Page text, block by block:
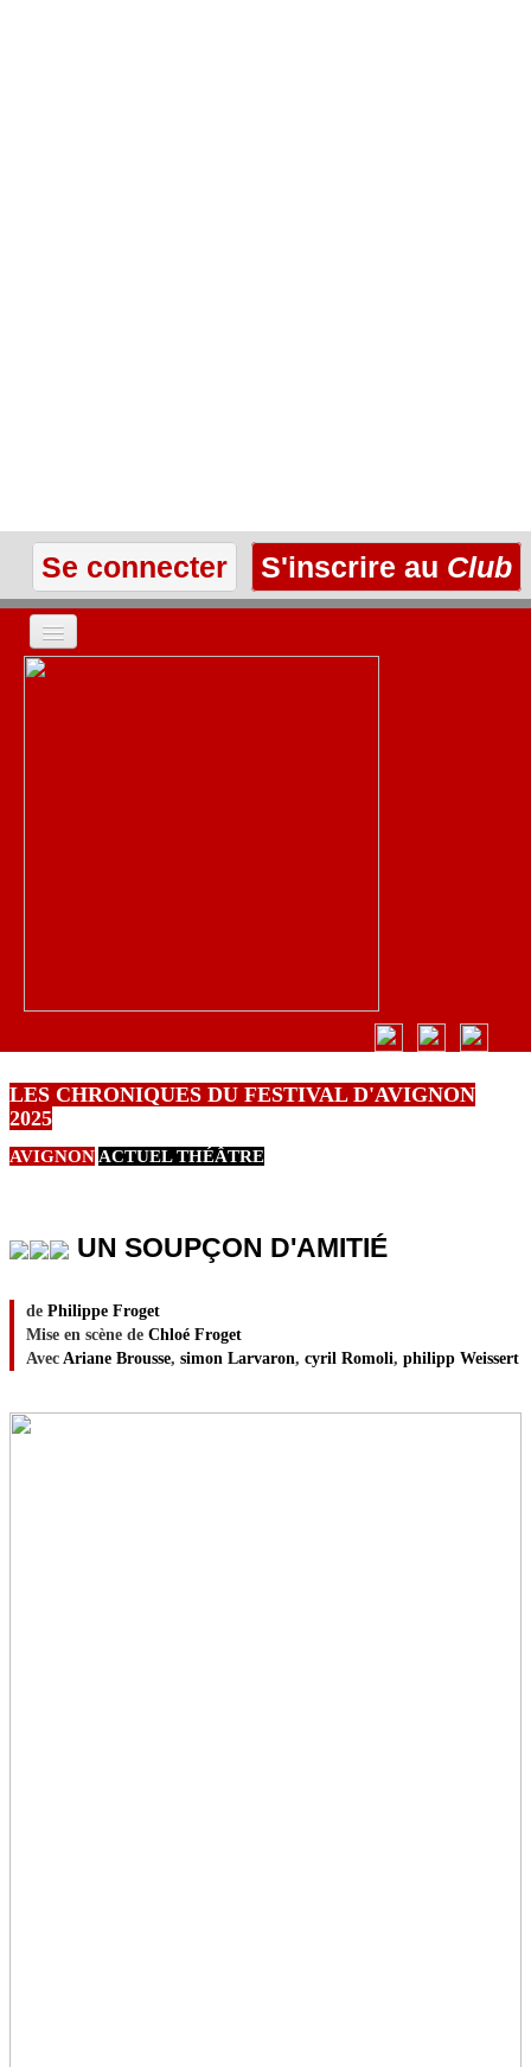
Se connecter S'inscrire au Club
LES CHRONIQUES DU FESTIVAL D'AVIGNON
2025
AVIGNON ACTUEL THÉÂTRE
UN SOUPÇON D'AMITIÉ
de Philippe Froget
Mise en scène de Chloé Froget
Avec Ariane Brousse, simon Larvaron, cyril Romoli, philipp Weissert